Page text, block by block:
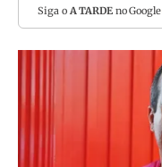
Siga o A TARDEno Google